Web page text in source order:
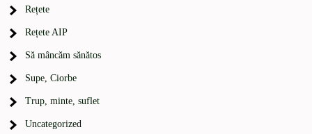
Rețete
Rețete AIP
Să mâncăm sănătos
Supe, Ciorbe
Trup, minte, suflet
Uncategorized